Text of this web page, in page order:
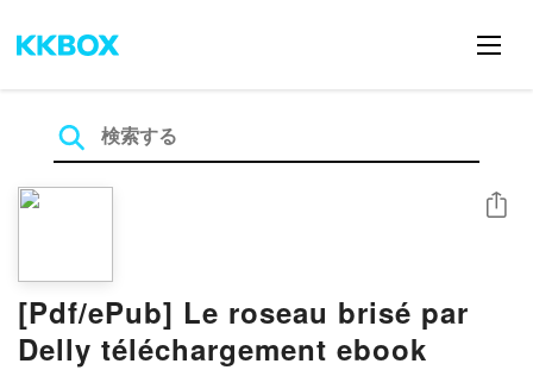
[Pdf/ePub] Le roseau brisé par
Delly téléchargement ebook
シェア